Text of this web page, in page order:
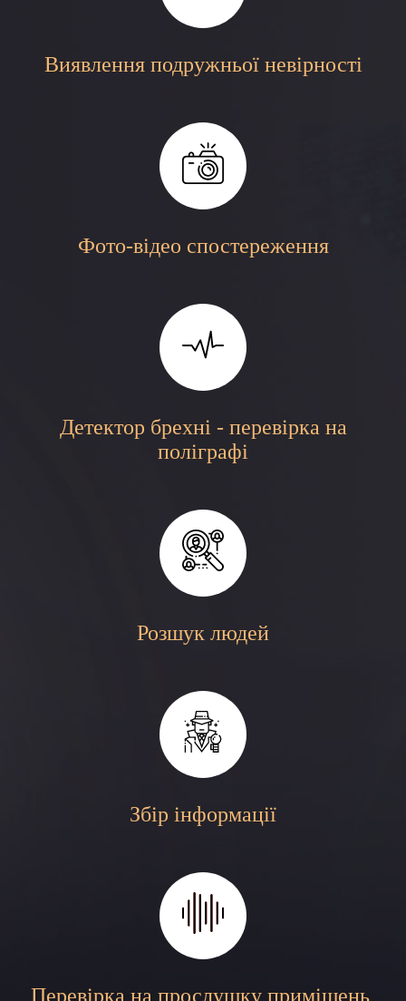
Виявлення подружньої невірності
Фото-відео спостереження
Детектор брехні - перевірка на
поліграфі
Розшук людей
Збір інформації
Перевірка на прослушку приміщень,